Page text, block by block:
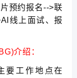
预约报名-->联
线上面试、报
介绍：
要工作地点在